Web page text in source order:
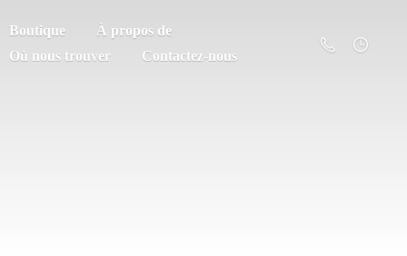
Boutique
À propos de
Où nous trouver
Contactez-nous